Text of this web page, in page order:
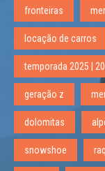
fronteiras
locação de carros
temporada 2025 |
geração z
dolomitas
snowshoe